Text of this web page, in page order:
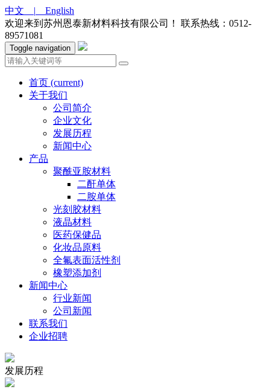
中文 | English
欢迎来到苏州恩泰新材料科技有限公司！
联系热线：0512-
89571081
Toggle navigation
首页 (current)
关于我们
公司简介
企业文化
发展历程
新闻中心
产品
聚酰亚胺材料
二酐单体
二胺单体
光刻胶材料
液晶材料
医药保健品
化妆品原料
全氟表面活性剂
橡塑添加剂
新闻中心
行业新闻
公司新闻
联系我们
企业招聘
发展历程